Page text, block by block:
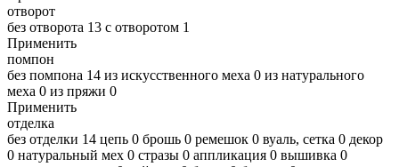
отворот
без отворота 13 с отворотом 1
Применить
помпон
без помпона 14 из искусственного меха 0 из натурального
меха 0 из пряжи 0
Применить
отделка
без отделки 14 цепь 0 брошь 0 ремешок 0 вуаль, сетка 0 декор
0 натуральный мех 0 стразы 0 аппликация 0 вышивка 0